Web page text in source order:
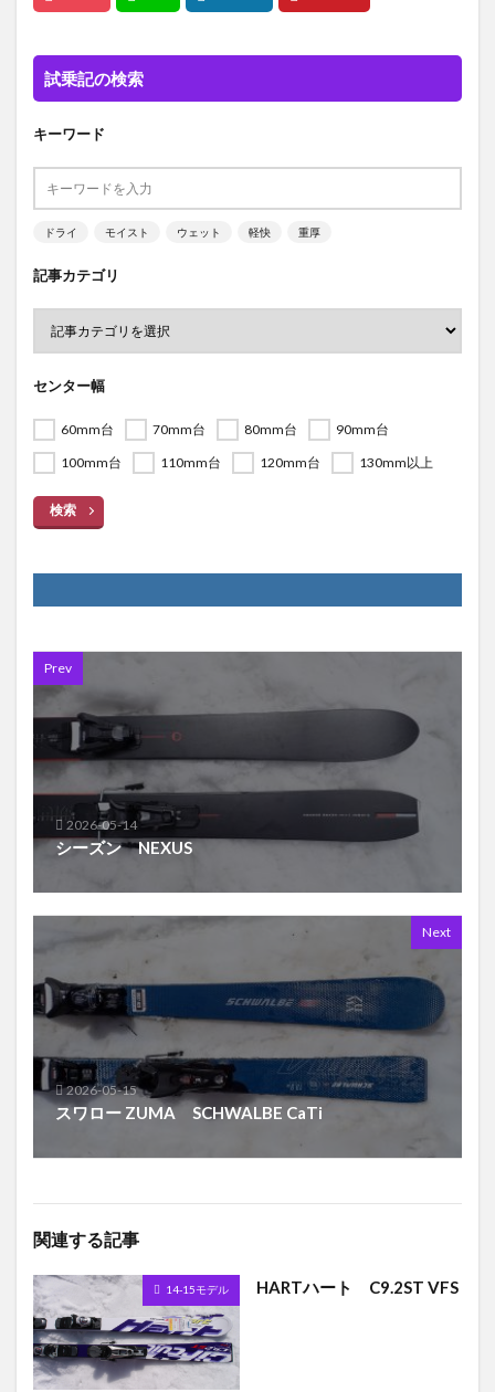
試乗記の検索
キーワード
ドライ モイスト ウェット 軽快 重厚
記事カテゴリ
センター幅
60mm台 70mm台 80mm台
90mm台
100mm台
110mm台 120mm台 130mm以上
検索
Prev
2026-05-14
シーズン NEXUS
Next
2026-05-15
スワロー ZUMA SCHWALBE CaTi
関連する記事
14-15モデル HARTハート C9.2ST VFS